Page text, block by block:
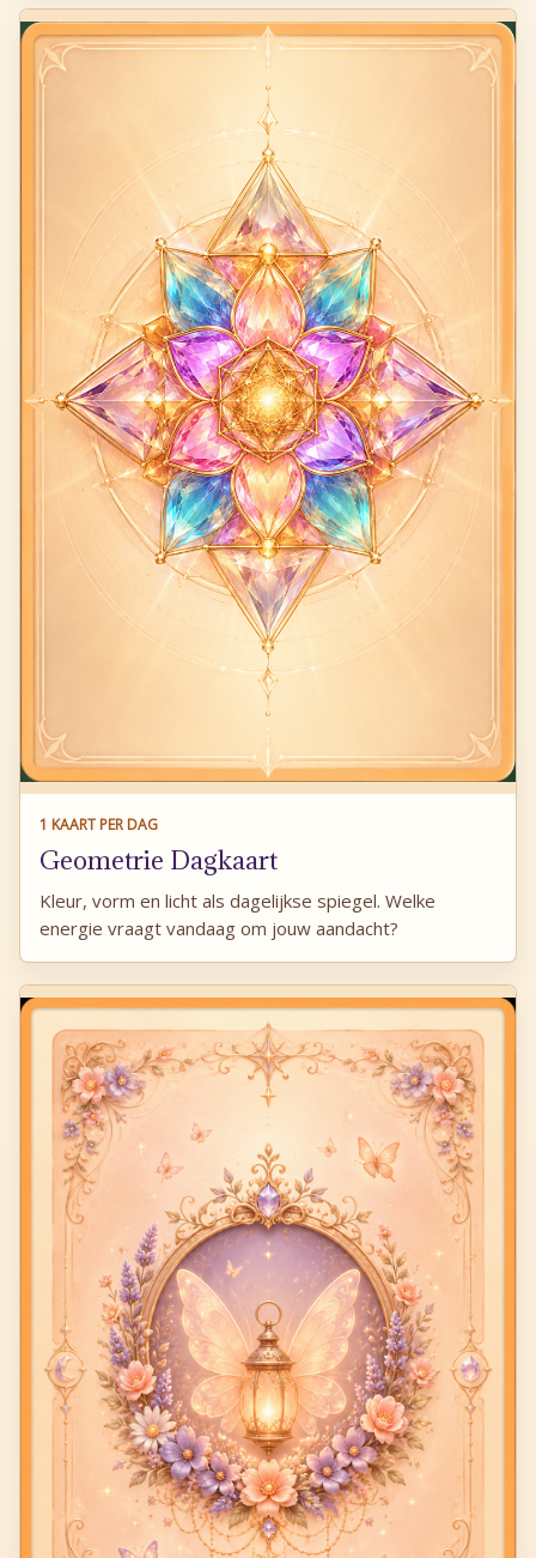
1 KAART PER DAG
Geometrie Dagkaart
Kleur, vorm en licht als dagelijkse spiegel. Welke
energie vraagt vandaag om jouw aandacht?